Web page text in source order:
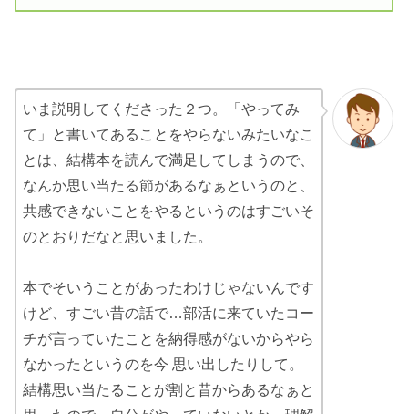
いま説明してくださった２つ。「やってみ
て」と書いてあることをやらないみたいなこ
とは、結構本を読んで満足してしまうので、
なんか思い当たる節があるなぁというのと、
共感できないことをやるというのはすごいそ
のとおりだなと思いました。
本でそいうことがあったわけじゃないんです
けど、すごい昔の話で…部活に来ていたコー
チが言っていたことを納得感がないからやら
なかったというのを今 思い出したりして。
結構思い当たることが割と昔からあるなぁと